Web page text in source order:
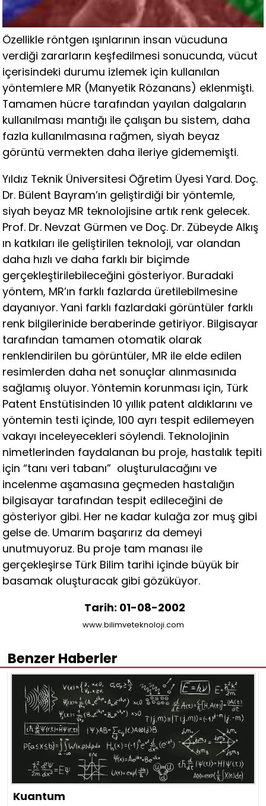
Özellikle röntgen ışınlarının insan vücuduna
verdiği zararların keşfedilmesi sonucunda, vücut
içerisindeki durumu izlemek için kullanılan
yöntemlere MR (Manyetik Rözanans) eklenmişti.
Tamamen hücre tarafından yayılan dalgaların
kullanılması mantığı ile çalışan bu sistem, daha
fazla kullanılmasına rağmen, siyah beyaz
görüntü vermekten daha ileriye gidememişti.
Yıldız Teknik Üniversitesi Öğretim Üyesi Yard. Doç.
Dr. Bülent Bayram’ın geliştirdiği bir yöntemle,
siyah beyaz MR teknolojisine artık renk gelecek.
Prof. Dr. Nevzat Gürmen ve Doç. Dr. Zübeyde Alkış
ın katkıları ile geliştirilen teknoloji, var olandan
daha hızlı ve daha farklı bir biçimde
gerçekleştirilebileceğini gösteriyor. Buradaki
yöntem, MR’ın farklı fazlarda üretilebilmesine
dayanıyor. Yani farklı fazlardaki görüntüler farklı
renk bilgilerinide beraberinde getiriyor. Bilgisayar
tarafından tamamen otomatik olarak
renklendirilen bu görüntüler, MR ile elde edilen
resimlerden daha net sonuçlar alınmasınıda
sağlamış oluyor. Yöntemin korunması için, Türk
Patent Enstütisinden 10 yıllık patent aldıklarını ve
yöntemin testi içinde, 100 ayrı tespit edilemeyen
vakayı inceleyecekleri söylendi. Teknolojinin
nimetlerinden faydalanan bu proje, hastalık tepiti
için “tanı veri tabanı” oluşturulacağını ve
incelenme aşamasına geçmeden hastalığın
bilgisayar tarafından tespit edileceğini de
gösteriyor gibi. Her ne kadar kulağa zor muş gibi
gelse de. Umarım başarırız da demeyi
unutmuyoruz. Bu proje tam manası ile
gerçekleşirse Türk Bilim tarihi içinde büyük bir
basamak oluşturacak gibi gözüküyor.
Tarih: 01-08-2002
www.bilimveteknoloji.com
Benzer Haberler
Kuantum